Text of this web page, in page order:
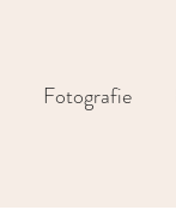
Fotografie